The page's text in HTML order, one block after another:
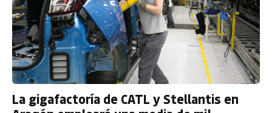
La gigafactoría de CATL y Stellantis en